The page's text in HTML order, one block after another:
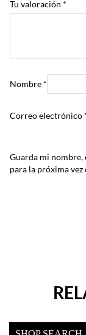
Tu valoración *
Nombre *
Correo electrónico
Guarda mi nombre,
para la próxima vez